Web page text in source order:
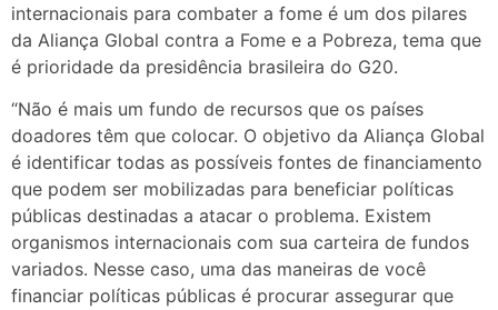
internacionais para combater a fome é um dos pilares
da Aliança Global contra a Fome e a Pobreza, tema que
é prioridade da presidência brasileira do G20.
“Não é mais um fundo de recursos que os países
doadores têm que colocar. O objetivo da Aliança Global
é identificar todas as possíveis fontes de financiamento
que podem ser mobilizadas para beneficiar políticas
públicas destinadas a atacar o problema. Existem
organismos internacionais com sua carteira de fundos
variados. Nesse caso, uma das maneiras de você
financiar políticas públicas é procurar assegurar que